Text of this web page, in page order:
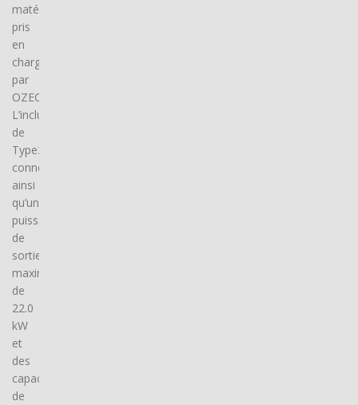
matériel
pris
en
charge
par
OZECAR.
L’inclusion
de
Type2
connector(s),
ainsi
qu’une
puissance
de
sortie
maximale
de
22.0
kW
et
des
capacités
de